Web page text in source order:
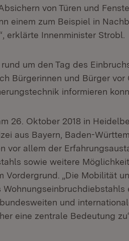
von Türen und
einem zum Beispiel in
erklärte Innenminister Strobl.
um den Tag des
Bürgerinnen und Bürger vor
informieren
26. Oktober 2018 in
aus Bayern, Baden-
vor allem der
sowie weitere
Vordergrund. „Die Mobilität
und
eine zentrale Bedeutung